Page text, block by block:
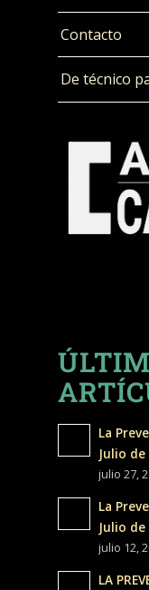
Contacto
De técnico
La
Julio de
julio 27,
La
Julio de
julio 12,
LA